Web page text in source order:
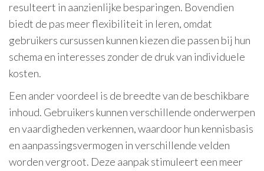
resulteert in aanzienlijke besparingen. Bovendien
biedt de pas meer flexibiliteit in leren, omdat
gebruikers cursussen kunnen kiezen die passen bij hun
schema en interesses zonder de druk van individuele
kosten.
Een ander voordeel is de breedte van de beschikbare
inhoud. Gebruikers kunnen verschillende onderwerpen
en vaardigheden verkennen, waardoor hun kennisbasis
en aanpassingsvermogen in verschillende velden
worden vergroot. Deze aanpak stimuleert een meer